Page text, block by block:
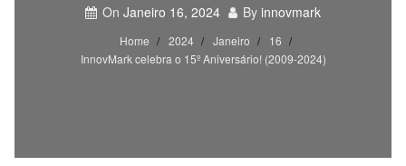
On Janeiro 16, 2024 By innovmark
Home 2024 Janeiro
16
InnovMark celebra o 15º Aniversário! (2009-2024)